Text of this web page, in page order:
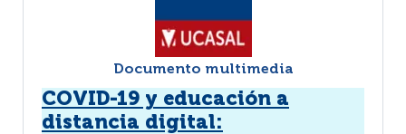
Documento multimedia
COVID-19 y educación a
distancia digital: